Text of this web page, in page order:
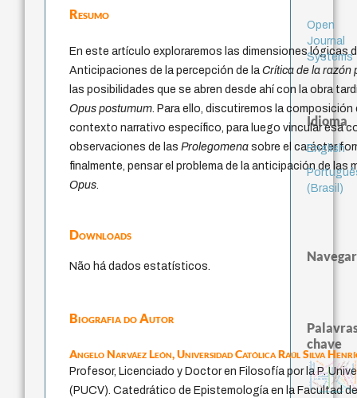
Resumo
En este artículo exploraremos las dimensiones lógicas
Anticipaciones de la percepción de laCrítica de la razón
las posibilidades que se abren desde ahí con la obra
Opus postumum. Para ello, discutiremos la
contexto narrativo específico, para luego vincular esa
observaciones de lasProlegomenasobre el carácter
finalmente, pensar el problema de la anticipación de las
Opus.
Downloads
Não há dados estatísticos.
Biografia do Autor
Angelo Narváez León,Universidad Católica Raúl Silva
Profesor, Licenciado y Doctor en Filosofía por la P.
(PUCV). Catedrático de Epistemología en la Facultad
Open
Journal
Systems
Idioma
English
(Brasil)
Navegar
chave
fundamentalismo jacobiprotágoras
experiência temporal
metafísica do tempo
género
idade
intolerância identidade nacional
homem-medida
filosofias indígenas
j.c.m. neto
palavra literatura (poética)
perdón
leyes
violencia guayaquil
logos
lei
multidimensionalidadedesejo
bataille
mind
animais
realidad